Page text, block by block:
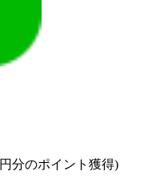
円分のポイント獲得)